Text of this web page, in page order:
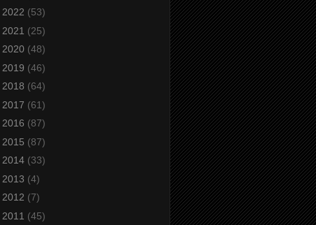
2022 (53)
2021 (25)
2020 (48)
2019 (46)
2018 (64)
2017 (61)
2016 (87)
2015 (87)
2014 (33)
2013 (4)
2012 (7)
2011 (45)